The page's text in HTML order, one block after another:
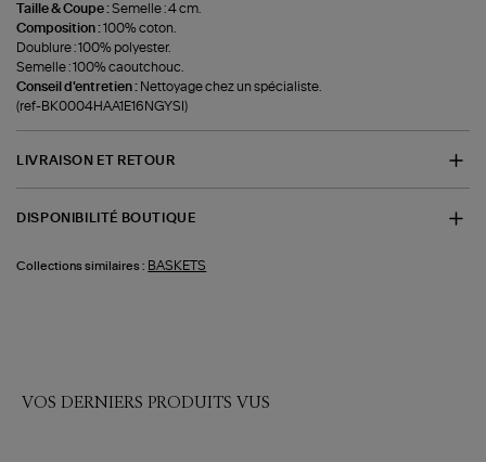
Taille & Coupe :Semelle : 4 cm.
Composition :100% coton.
Doublure : 100% polyester.
Semelle : 100% caoutchouc.
Conseil d'entretien : Nettoyage chez un spécialiste.
(ref-BK0004HAA1E16NGYSI)
LIVRAISON ET RETOUR
DISPONIBILITÉ BOUTIQUE
Collections similaires : BASKETS
VOS DERNIERS PRODUITS VUS